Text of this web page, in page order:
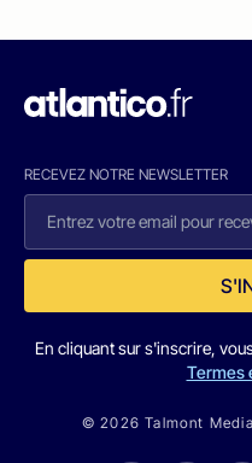
RECEVEZ NOTRE NEWSLETTER
En cliquant sur s'inscrire,
Termes
© 2026 Talmont